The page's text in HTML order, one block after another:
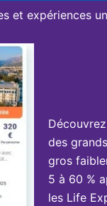
et expériences
des
gros
5 à 60 %
les Life